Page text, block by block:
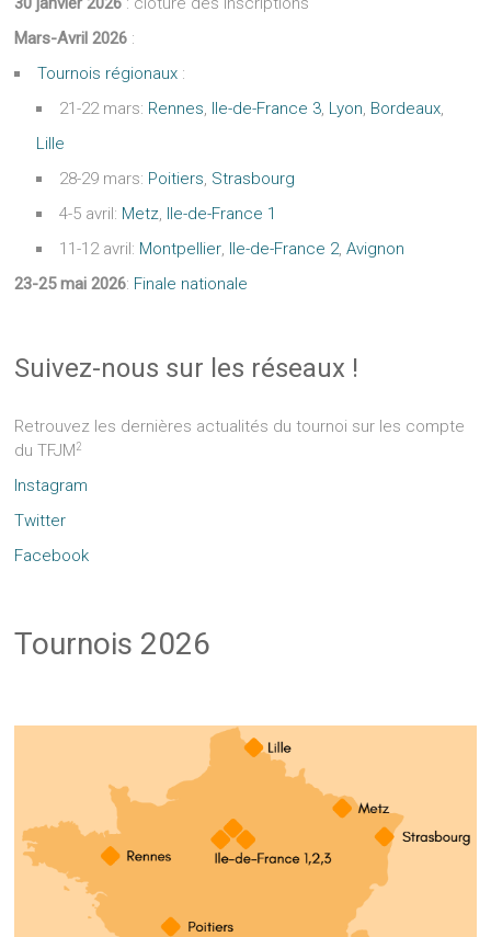
Mars-Avril 2026 :
Tournois régionaux :
21-22 mars: Rennes, Ile-de-France 3, Lyon, Bordeaux,
Lille
28-29 mars: Poitiers, Strasbourg
4-5 avril: Metz, Ile-de-France 1
11-12 avril: Montpellier, Ile-de-France 2,Avignon
23-25 mai 2026: Finale nationale
Suivez-nous sur les réseaux !
Retrouvez les dernières actualités du tournoi sur les compte
du TFJM2
Instagram
Twitter
Facebook
Tournois 2026